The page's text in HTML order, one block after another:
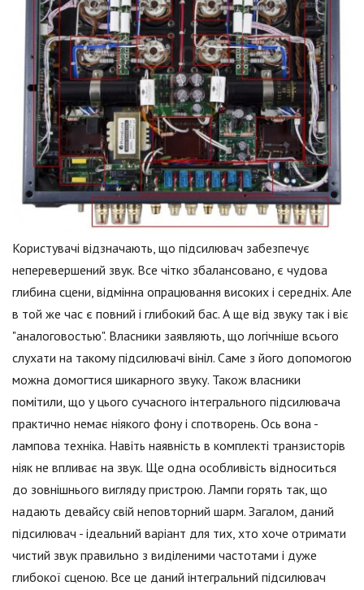
Користувачі відзначають, що підсилювач забезпечує
неперевершений звук. Все чітко збалансовано, є чудова
глибина сцени, відмінна опрацювання високих і середніх. Але
в той же час є повний і глибокий бас. А ще від звуку так і віє
"аналоговостью". Власники заявляють, що логічніше всього
слухати на такому підсилювачі вініл. Саме з його допомогою
можна домогтися шикарного звуку. Також власники
помітили, що у цього сучасного інтегрального підсилювача
практично немає ніякого фону і спотворень. Ось вона -
лампова техніка. Навіть наявність в комплекті транзисторів
ніяк не впливає на звук. Ще одна особливість відноситься
до зовнішнього вигляду пристрою. Лампи горять так, що
надають девайсу свій неповторний шарм. Загалом, даний
підсилювач - ідеальний варіант для тих, хто хоче отримати
чистий звук правильно з виділеними частотами і дуже
глибокої сценою. Все це даний інтегральний підсилювач